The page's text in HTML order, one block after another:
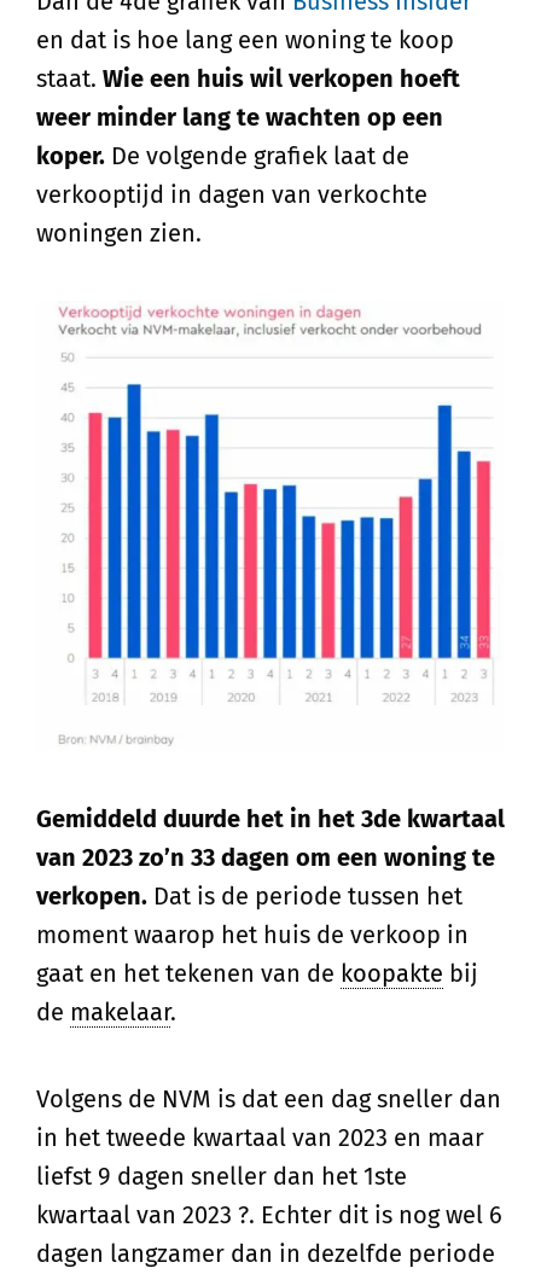
en dat is hoe lang een woning te koop
staat. Wie een huis wil verkopen hoeft
weer minder lang te wachten op een
koper. De volgende grafiek laat de
verkooptijd in dagen van verkochte
woningen zien.
Gemiddeld duurde het in het 3de kwartaal
van 2023 zo’n 33 dagen om een woning te
verkopen. Dat is de periode tussen het
moment waarop het huis de verkoop in
gaat en het tekenen van de koopakte bij
de makelaar.
Volgens de NVM is dat een dag sneller dan
in het tweede kwartaal van 2023 en maar
liefst 9 dagen sneller dan het 1ste
kwartaal van 2023 ?. Echter dit is nog wel 6
dagen langzamer dan in dezelfde periode